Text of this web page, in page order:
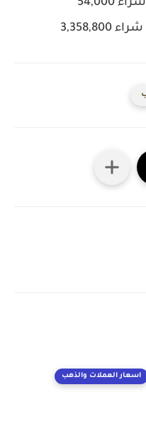
اسعار العملات والذهب